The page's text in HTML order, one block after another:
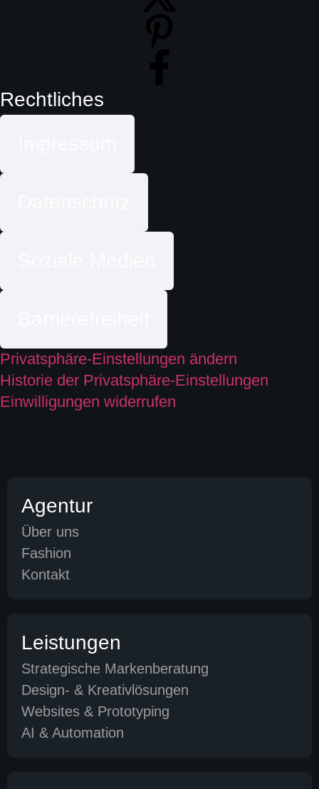
Rechtliches
Privatsphäre-Einstellungen ändern
Historie der Privatsphäre-Einstellungen
Einwilligungen widerrufen
Agentur
Über uns
Fashion
Kontakt
Leistungen
Strategische Markenberatung
Design- & Kreativlösungen
Websites & Prototyping
AI & Automation